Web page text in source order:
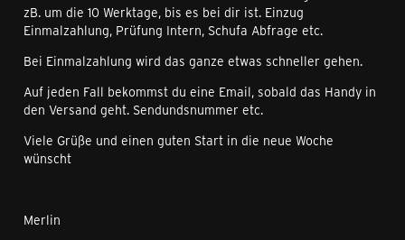
zB. um die 10 Werktage, bis es bei dir ist. Einzug
Einmalzahlung, Prüfung Intern, Schufa Abfrage etc.
Bei Einmalzahlung wird das ganze etwas schneller gehen.
Auf jeden Fall bekommst du eine Email, sobald das Handy in
den Versand geht. Sendundsnummer etc.
Viele Grüße und einen guten Start in die neue Woche
wünscht
Merlin